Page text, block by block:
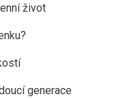
život
generace